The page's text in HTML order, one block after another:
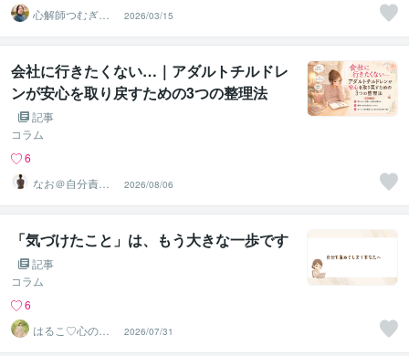
心解師つむぎ｜
ヒーリング＆霊
感タロット
2026/03/15
会社に行きたくない…｜アダルトチルドレ
ンが安心を取り戻すための3つの整理法
記事
コラム
6
なお＠自分責め
をほどく｜心の
声相談室
2026/08/06
「気づけたこと」は、もう大きな一歩です
記事
コラム
6
はるこ♡心の翻
訳家
2026/07/31